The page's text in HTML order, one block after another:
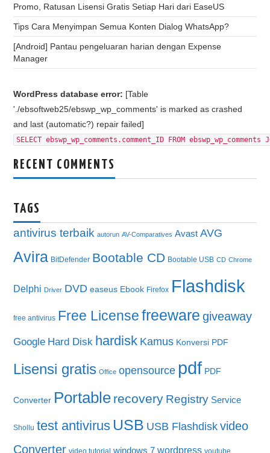
Promo, Ratusan Lisensi Gratis Setiap Hari dari EaseUS
Tips Cara Menyimpan Semua Konten Dialog WhatsApp?
[Android] Pantau pengeluaran harian dengan Expense
Manager
WordPress database error: [Table
'./ebsoftweb25/ebswp_wp_comments' is marked as crashed
and last (automatic?) repair failed]
SELECT ebswp_wp_comments.comment_ID FROM
RECENT COMMENTS
TAGS
antivirus terbaik autorun AV-Comparatives Avast AVG
Avira BitDefender Bootable CD Bootable USB CD Chrome
Delphi Driver DVD easeus Ebook Firefox Flashdisk
free antivirus Free License freeware giveaway
Google Hard Disk hardisk Kamus Konversi PDF
Lisensi gratis Office opensource pdf PDF
Converter Portable recovery Registry Service
Shollu test antivirus USB USB Flashdisk video
Converter video tutorial windows 7 wordpress youtube